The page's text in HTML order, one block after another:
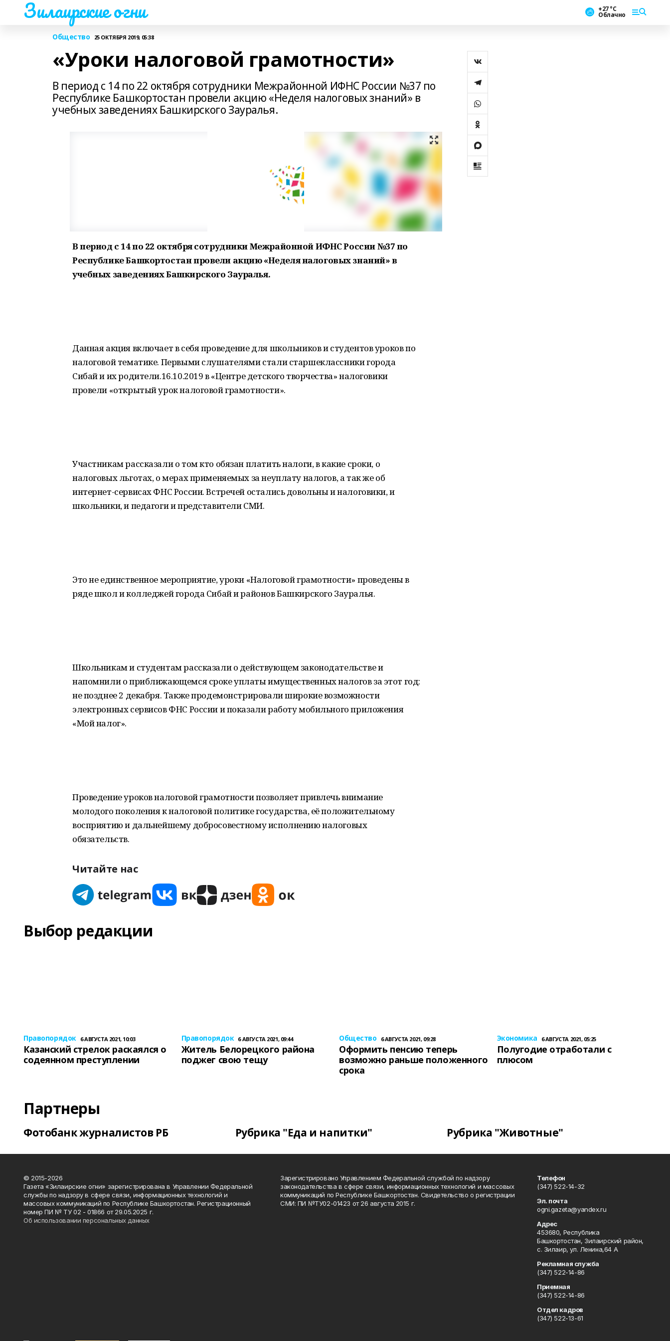
Зилаирские огни +27 °С
Облачно
Общество 25 ОКТЯБРЯ 2019, 05:38
«Уроки налоговой грамотности»
В период с 14 по 22 октября сотрудники Межрайонной ИФНС России №37 по
Республике Башкортостан провели акцию «Неделя налоговых знаний» в
учебных заведениях Башкирского Зауралья.
В период с 14 по 22 октября сотрудники Межрайонной ИФНС России №37 по
Республике Башкортостан провели акцию «Неделя налоговых знаний» в
учебных заведениях Башкирского Зауралья.
Данная акция включает в себя проведение для школьников и студентов уроков по
налоговой тематике. Первыми слушателями стали старшеклассники города
Сибай и их родители.16.10.2019 в «Центре детского творчества» налоговики
провели «открытый урок налоговой грамотности».
Участникам рассказали о том кто обязан платить налоги, в какие сроки, о
налоговых льготах, о мерах применяемых за неуплату налогов, а так же об
интернет-сервисах ФНС России. Встречей остались довольны и налоговики, и
школьники, и педагоги и представители СМИ.
Это не единственное мероприятие, уроки «Налоговой грамотности» проведены в
ряде школ и колледжей города Сибай и районов Башкирского Зауралья.
Школьникам и студентам рассказали о действующем законодательстве и
напомнили о приближающемся сроке уплаты имущественных налогов за этот год:
не позднее 2 декабря. Также продемонстрировали широкие возможности
электронных сервисов ФНС России и показали работу мобильного приложения
«Мой налог».
Проведение уроков налоговой грамотности позволяет привлечь внимание
молодого поколения к налоговой политике государства, её положительному
восприятию и дальнейшему добросовестному исполнению налоговых
обязательств.
Читайте нас
Выбор редакции
Правопорядок 6 АВГУСТА 2021, 10:03
Казанский стрелок раскаялся о
содеянном преступлении
Правопорядок 6 АВГУСТА 2021, 09:44
Житель Белорецкого района
поджег свою тещу
Общество 6 АВГУСТА 2021, 09:28
Оформить пенсию теперь
возможно раньше положенного
срока
Экономика 6 АВГУСТА 2021, 05:25
Полугодие отработали с
плюсом
Партнеры
Фотобанк журналистов РБ Рубрика "Еда и напитки" Рубрика "Животные"
© 2015-2026
Газета «Зилаирские огни» зарегистрирована в Управлении Федеральной
службы по надзору в сфере связи, информационных технологий и
массовых коммуникаций по Республике Башкортостан. Регистрационный
номер ПИ № ТУ 02 - 01866 от 29.05.2025 г.
Об использовании персональных данных
Зарегистрировано Управлением Федеральной службой по надзору
законодательства в сфере связи, информационных технологий и массовых
коммуникаций по Республике Башкортостан. Свидетельство о регистрации
СМИ: ПИ №ТУ02-01423 от 26 августа 2015 г.
Телефон
(347) 522-14-32
Эл. почта
ogni.gazeta@yandex.ru
Адрес
453680, Республика
Башкортостан, Зилаирский район,
с. Зилаир, ул. Ленина,64 А
Рекламная служба
(347) 522-14-86
Приемная
(347) 522-14-86
Отдел кадров
(347) 522-13-61